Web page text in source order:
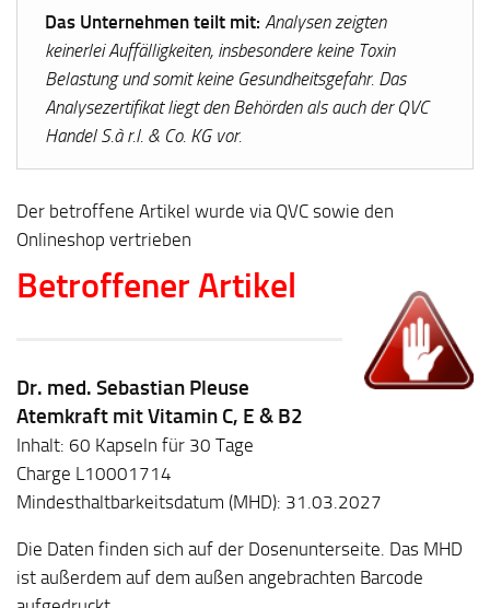
Das Unternehmen teilt mit: Analysen zeigten
keinerlei Auffälligkeiten, insbesondere keine Toxin
Belastung und somit keine Gesundheitsgefahr. Das
Analysezertifikat liegt den Behörden als auch der QVC
Handel S.à r.l. & Co. KG vor.
Der betroffene Artikel wurde via QVC sowie den
Onlineshop vertrieben
Betroffener Artikel
Dr. med. Sebastian Pleuse
Atemkraft mit Vitamin C, E & B2
Inhalt: 60 Kapseln für 30 Tage
Charge L10001714
Mindesthaltbarkeitsdatum (MHD): 31.03.2027
Die Daten finden sich auf der Dosenunterseite. Das MHD
ist außerdem auf dem außen angebrachten Barcode